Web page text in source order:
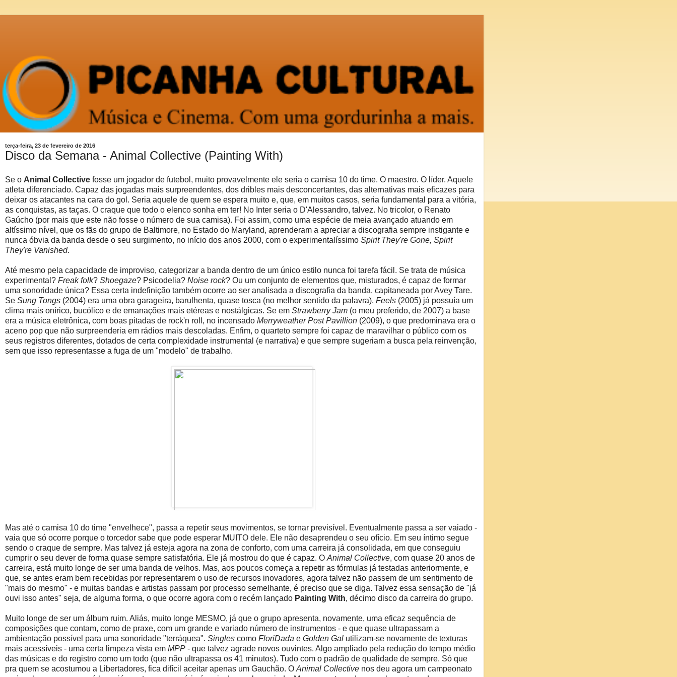
terça-feira, 23 de fevereiro de 2016
Disco da Semana - Animal Collective (Painting With)
Se o Animal Collective fosse um jogador de futebol, muito provavelmente ele seria o camisa 10 do time. O maestro. O líder. Aquele
atleta diferenciado. Capaz das jogadas mais surpreendentes, dos dribles mais desconcertantes, das alternativas mais eficazes para
deixar os atacantes na cara do gol. Seria aquele de quem se espera muito e, que, em muitos casos, seria fundamental para a vitória,
as conquistas, as taças. O craque que todo o elenco sonha em ter! No Inter seria o D'Alessandro, talvez. No tricolor, o Renato
Gaúcho (por mais que este não fosse o número de sua camisa). Foi assim, como uma espécie de meia avançado atuando em
altíssimo nível, que os fãs do grupo de Baltimore, no Estado do Maryland, aprenderam a apreciar a discografia sempre instigante e
nunca óbvia da banda desde o seu surgimento, no início dos anos 2000, com o experimentalíssimo Spirit They're Gone, Spirit
They're Vanished.
Até mesmo pela capacidade de improviso, categorizar a banda dentro de um único estilo nunca foi tarefa fácil. Se trata de música
experimental? Freak folk? Shoegaze? Psicodelia? Noise rock? Ou um conjunto de elementos que, misturados, é capaz de formar
uma sonoridade única? Essa certa indefinição também ocorre ao ser analisada a discografia da banda, capitaneada por Avey Tare.
Se Sung Tongs (2004) era uma obra garageira, barulhenta, quase tosca (no melhor sentido da palavra), Feels (2005) já possuía um
clima mais onírico, bucólico e de emanações mais etéreas e nostálgicas. Se em Strawberry Jam (o meu preferido, de 2007) a base
era a música eletrônica, com boas pitadas de rock'n roll, no incensado Merryweather Post Pavillion (2009), o que predominava era o
aceno pop que não surpreenderia em rádios mais descoladas. Enfim, o quarteto sempre foi capaz de maravilhar o público com os
seus registros diferentes, dotados de certa complexidade instrumental (e narrativa) e que sempre sugeriam a busca pela reinvenção,
sem que isso representasse a fuga de um "modelo" de trabalho.
Mas até o camisa 10 do time "envelhece", passa a repetir seus movimentos, se tornar previsível. Eventualmente passa a ser vaiado -
vaia que só ocorre porque o torcedor sabe que pode esperar MUITO dele. Ele não desaprendeu o seu ofício. Em seu íntimo segue
sendo o craque de sempre. Mas talvez já esteja agora na zona de conforto, com uma carreira já consolidada, em que conseguiu
cumprir o seu dever de forma quase sempre satisfatória. Ele já mostrou do que é capaz. O Animal Collective, com quase 20 anos de
carreira, está muito longe de ser uma banda de velhos. Mas, aos poucos começa a repetir as fórmulas já testadas anteriormente, e
que, se antes eram bem recebidas por representarem o uso de recursos inovadores, agora talvez não passem de um sentimento de
"mais do mesmo" - e muitas bandas e artistas passam por processo semelhante, é preciso que se diga. Talvez essa sensação de "já
ouvi isso antes" seja, de alguma forma, o que ocorre agora com o recém lançado Painting With, décimo disco da carreira do grupo.
Muito longe de ser um álbum ruim. Aliás, muito longe MESMO, já que o grupo apresenta, novamente, uma eficaz sequência de
composições que contam, como de praxe, com um grande e variado número de instrumentos - e que quase ultrapassam a
ambientação possível para uma sonoridade "terráquea". Singles como FloriDada e Golden Gal utilizam-se novamente de texturas
mais acessíveis - uma certa limpeza vista em MPP - que talvez agrade novos ouvintes. Algo ampliado pela redução do tempo médio
das músicas e do registro como um todo (que não ultrapassa os 41 minutos). Tudo com o padrão de qualidade de sempre. Só que
pra quem se acostumou a Libertadores, fica difícil aceitar apenas um Gauchão. O Animal Collective nos deu agora um campeonato